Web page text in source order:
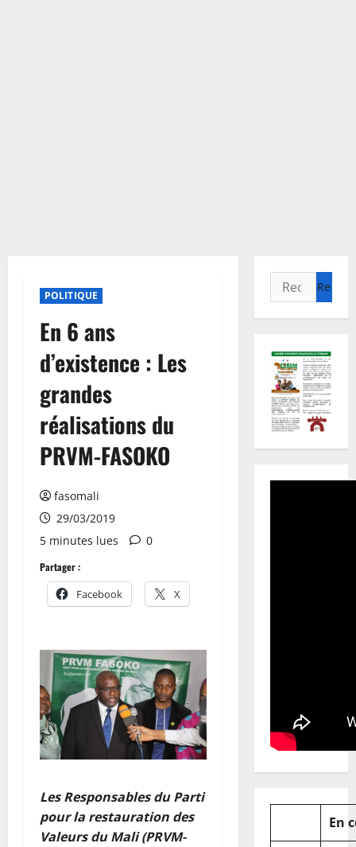
POLITIQUE
En 6 ans
d’existence : Les
grandes
réalisations du
PRVM-FASOKO
fasomali
29/03/2019
5 minutes lues
0
Partager :
Facebook X
Les Responsables du Parti
pour la restauration des
Valeurs du Mali (PRVM-
Rechercher :
En